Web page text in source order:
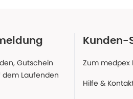
Gutschein
Laufenden
Kunden-
Zum
Hilfe &